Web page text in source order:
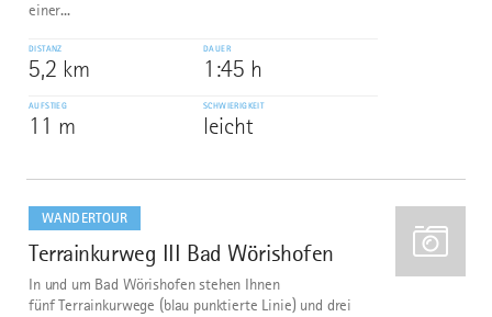
einer...
DISTANZ
5,2 km
DAUER
1:45 h
AUFSTIEG
11 m
SCHWIERIGKEIT
leicht
WANDERTOUR
2
Terrainkurweg III Bad Wörishofen
In und um Bad Wörishofen stehen Ihnen
fünf Terrainkurwege (blau punktierte Linie) und drei
dazu